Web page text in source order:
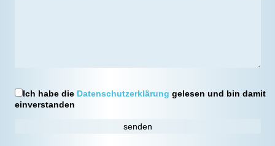
Ich habe die Datenschutzerklärung gelesen und bin damit
einverstanden